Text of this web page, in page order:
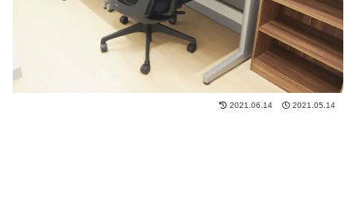
2021.06.14 2021.05.14